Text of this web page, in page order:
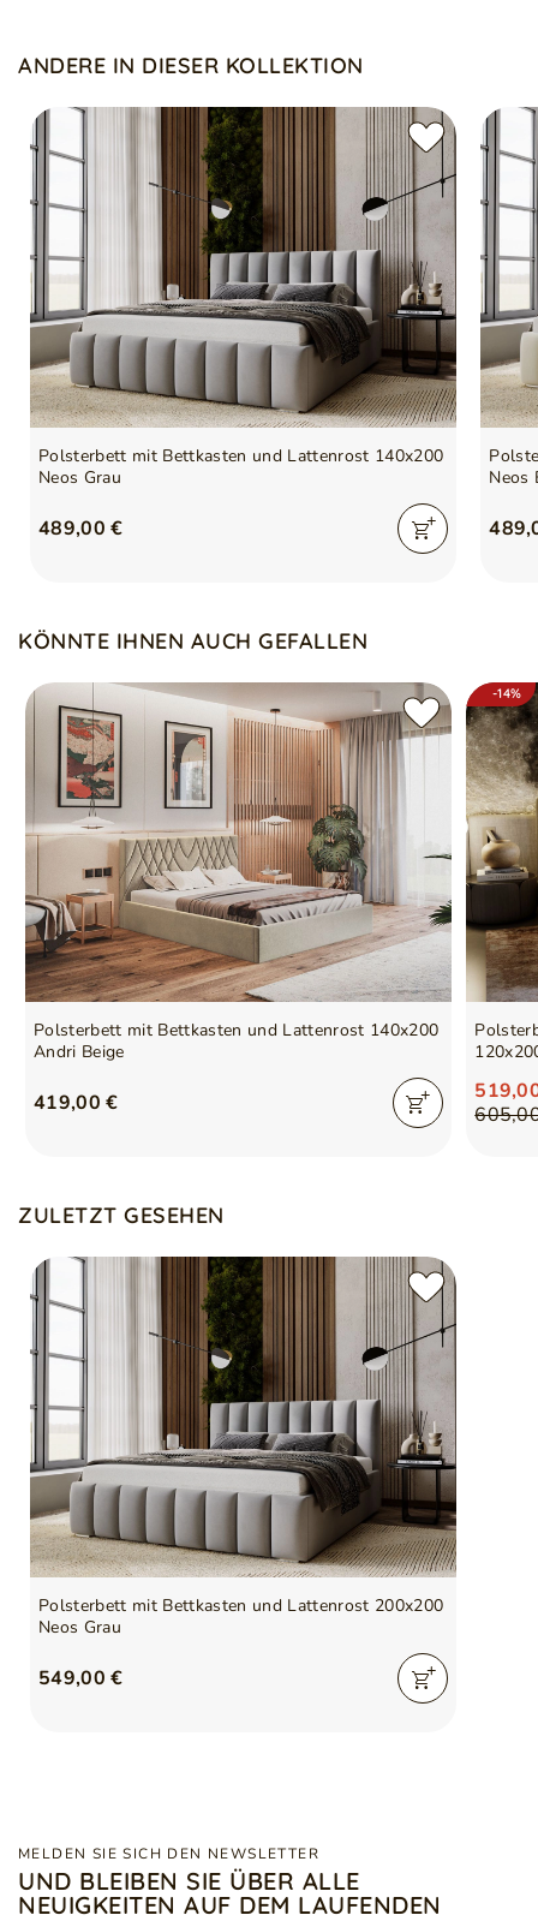
SerieNEOS
Kissen sind nicht im Standard enthalten
ANDERE IN DIESER KOLLEKTION
Polsterbett mit Bettkasten und Lattenrost 140x200
Neos Grau
489,00 €
Neos
KÖNNTE IHNEN AUCH GEFALLEN
Polsterbett mit Bettkasten und Lattenrost 140x200
Andri Beige
419,00 €
-14%
ZULETZT GESEHEN
Polsterbett mit Bettkasten und Lattenrost 200x200
Neos Grau
549,00 €
MELDEN SIE SICH DEN NEWSLETTER
UND BLEIBEN SIE ÜBER ALLE
NEUIGKEITEN AUF DEM LAUFENDEN